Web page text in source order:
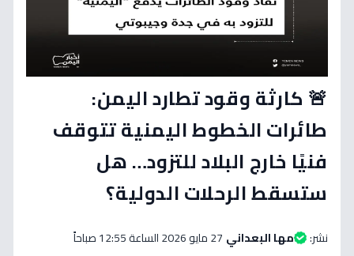
🚨 كارثة وقود تطارد اليمن:
طائرات الخطوط اليمنية تتوقف
فنيًا خارج البلاد للتزود… هل
ستسقط الرحلات الدولية؟
نشر: مها البعداني 27 مايو 2026 الساعة 12:55 صباحاً